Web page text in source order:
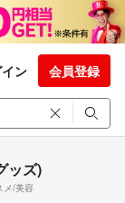
ン 会員登録
ッズ)
メ/美容